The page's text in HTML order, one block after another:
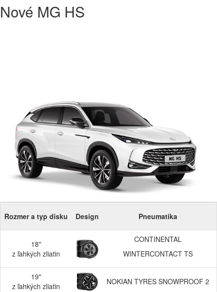
Nové MG HS
Rozmer a typ disku Design Pneumatika
18"
z ľahkých zliatin
CONTINENTAL
WINTERCONTACT TS
19"
z ľahkých zliatin
NOKIAN TYRES SNOWPROOF 2